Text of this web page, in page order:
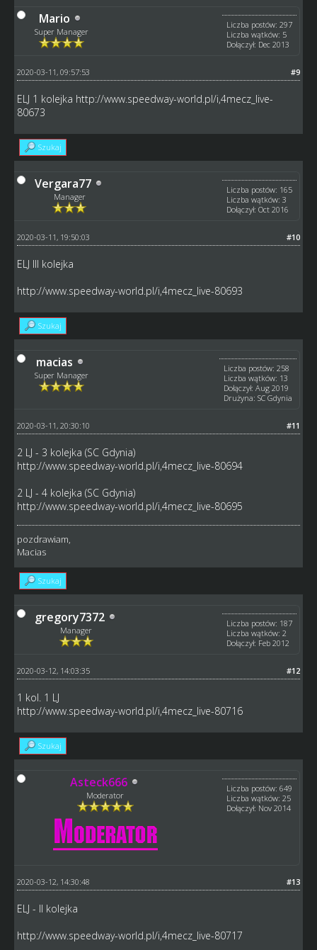
Mario
Super Manager
Liczba postów: 297
Liczba wątków: 5
Dołączył: Dec 2013
#9
2020-03-11, 09:57:53
ELJ 1 kolejka http://www.speedway-world.pl/i,4mecz_live-
80673
Szukaj
Vergara77
Manager
Liczba postów: 165
Liczba wątków: 3
Dołączył: Oct 2016
#10
2020-03-11, 19:50:03
ELJ III kolejka
http://www.speedway-world.pl/i,4mecz_live-80693
Szukaj
macias
Super Manager
Liczba postów: 258
Liczba wątków: 13
Dołączył: Aug 2019
Drużyna: SC Gdynia
#11
2020-03-11, 20:30:10
2 LJ - 3 kolejka (SC Gdynia)
http://www.speedway-world.pl/i,4mecz_live-80694
2 LJ - 4 kolejka (SC Gdynia)
http://www.speedway-world.pl/i,4mecz_live-80695
pozdrawiam,
Macias
Szukaj
gregory7372
Manager
Liczba postów: 187
Liczba wątków: 2
Dołączył: Feb 2012
#12
2020-03-12, 14:03:35
1 kol. 1 LJ
http://www.speedway-world.pl/i,4mecz_live-80716
Szukaj
Asteck666
Moderator
Liczba postów: 649
Liczba wątków: 25
Dołączył: Nov 2014
#13
2020-03-12, 14:30:48
ELJ - II kolejka
http://www.speedway-world.pl/i,4mecz_live-80717